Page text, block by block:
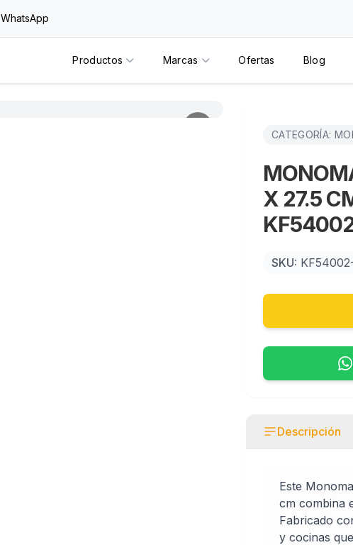
WhatsApp
Productos Marcas Ofertas Blog
CATEGORÍA:
X 27.5
SKU:
Descripción
Este
cm combina
Fabricado
y cocinas